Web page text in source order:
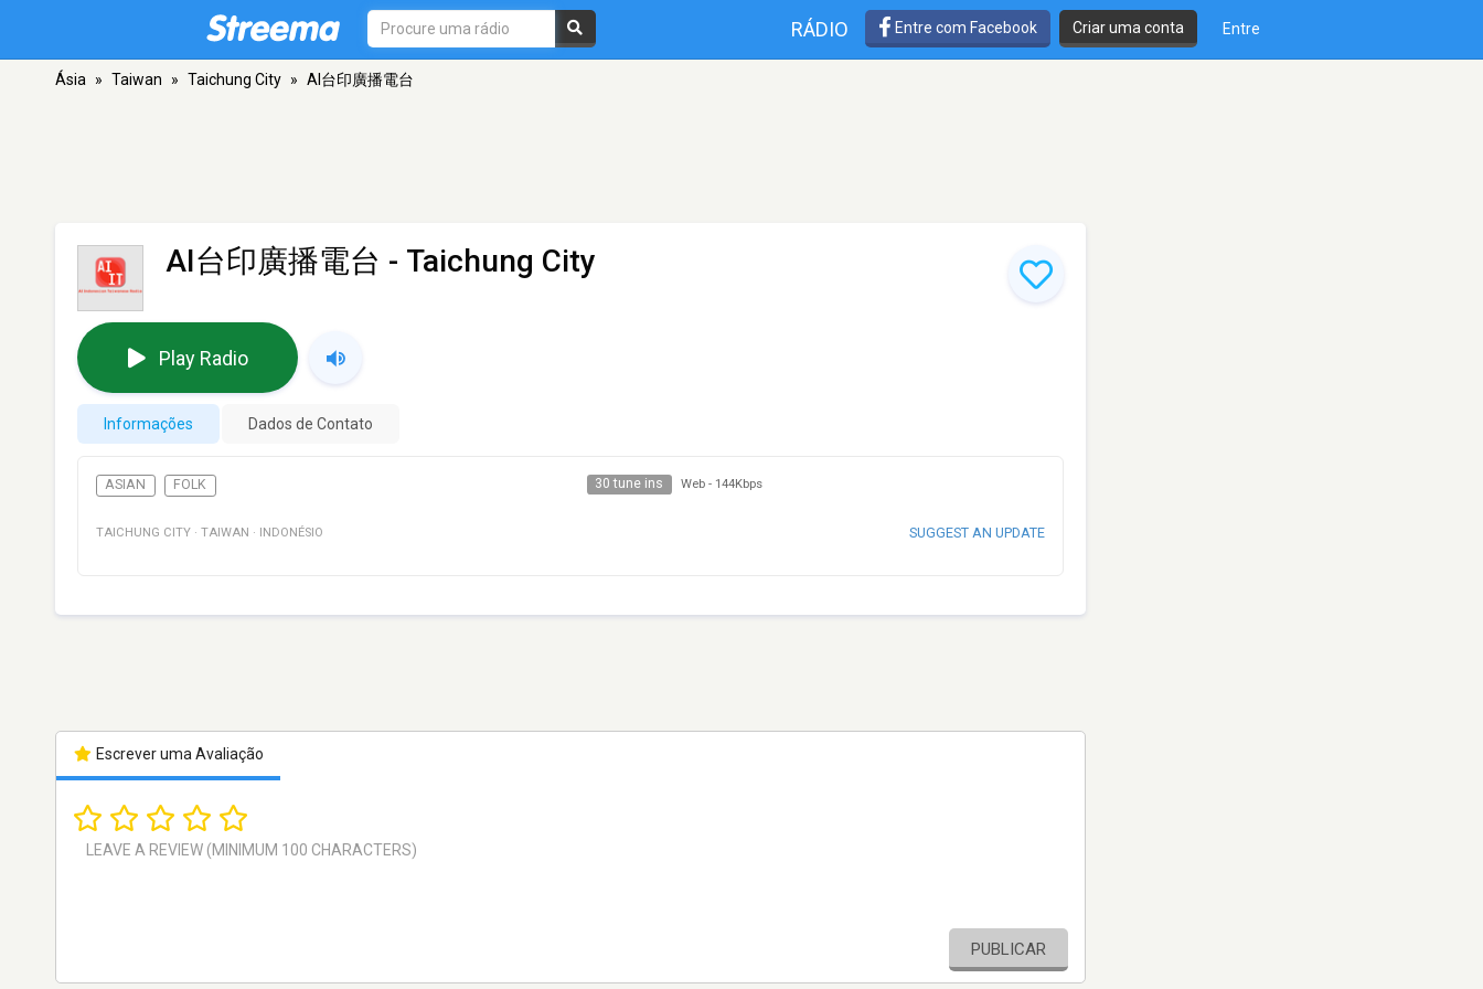
RÁDIO Entre com Facebook Criar uma conta Entre
Ásia » Taiwan » Taichung City » AI台印廣播電台
AI台印廣播電台 - Taichung City
Play Radio
Informações Dados de Contato
ASIAN FOLK 30 tune ins Web - 144Kbps
TAICHUNG CITY · TAIWAN · INDONÉSIO SUGGEST AN UPDATE
Escrever uma Avaliação
PUBLICAR